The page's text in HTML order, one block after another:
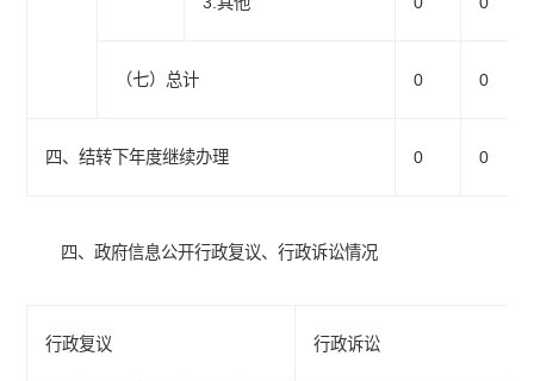
（七）总计 0 0
四、结转下年度继续办理 0 0
四、政府信息公开行政复议、行政诉讼情况
行政复议 行政诉讼